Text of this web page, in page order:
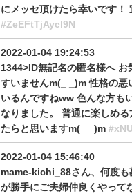
にメッセ頂けたら幸いです！
#ZeEFtTjAycl9N
2022-01-04 19:24:53
1344>ID無記名の匿名様へ お
すいませんm(_ _)m 性格の悪
いるんですねww 色んな方も
なりました。 普通に楽しめ
たらと思いますm(_ _)m
2022-01-04 15:46:40
mame-kichi_88さん、何度も
が勝手にご夫婦仲良くやって